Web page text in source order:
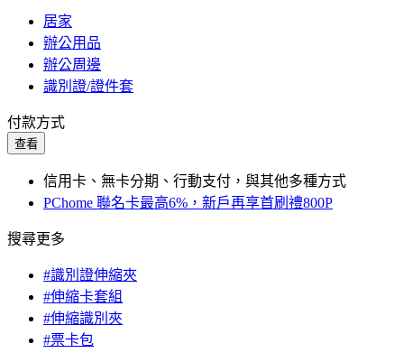
居家
辦公用品
辦公周邊
識別證/證件套
付款方式
查看
信用卡、無卡分期、行動支付，與其他多種方式
PChome 聯名卡最高6%，新戶再享首刷禮800P
搜尋更多
#識別證伸縮夾
#伸縮卡套組
#伸縮識別夾
#票卡包